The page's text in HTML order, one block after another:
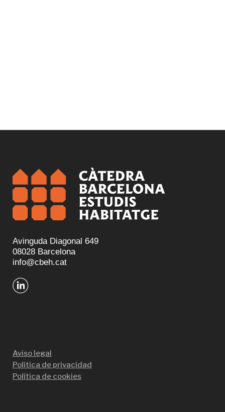
Avinguda Diagonal 649
08028 Barcelona
info@cbeh.cat
Aviso legal
Política de privacidad
Política de cookies